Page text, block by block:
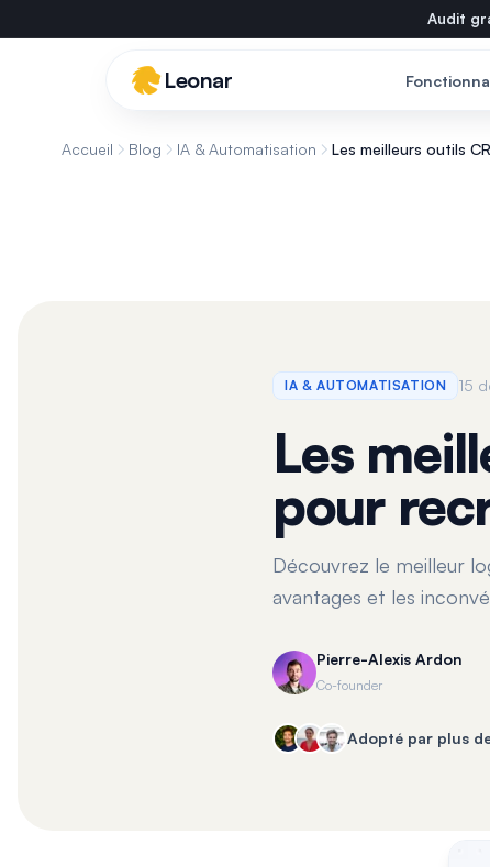
Audit
Leonar
Accueil Blog IA & Automatisation Les meilleurs outils
IA & AUTOMATISATION 15
Les
pour
Découvrez le meilleur
avantages et les
Pierre-Alexis Ardon
Co-founder
Adopté par plus